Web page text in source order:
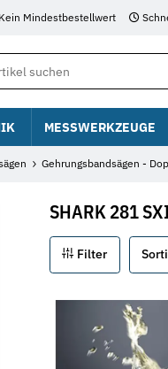
Kein Mindestbestellwert
MESSWERKZEUGE
Gehrungsbandsägen -
SHARK 281
Filter